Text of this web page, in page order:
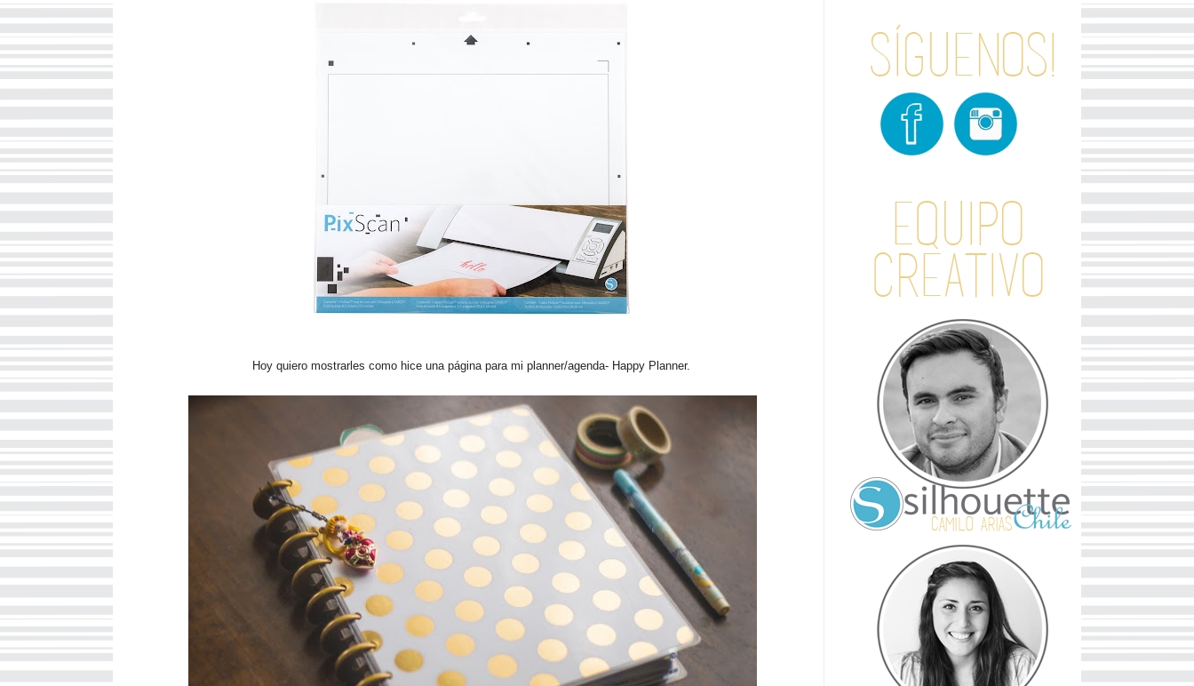
Hoy quiero mostrarles como hice una página para mi planner/agenda- Happy Planner.